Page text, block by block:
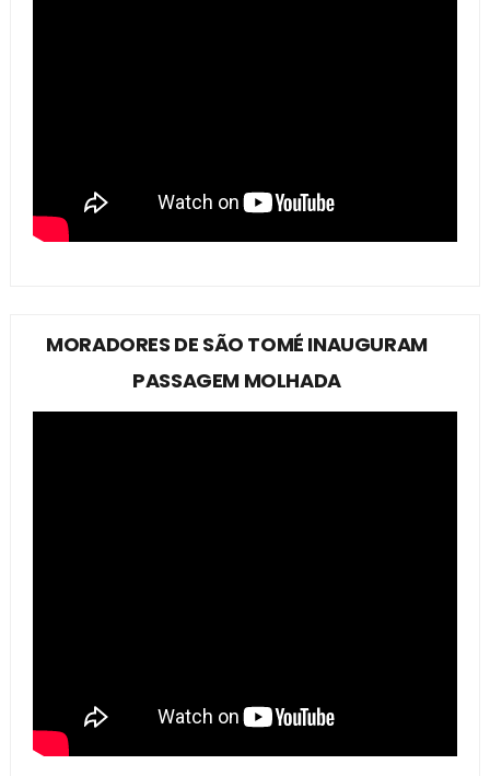
MORADORES DE SÃO TOMÉ INAUGURAM
PASSAGEM MOLHADA